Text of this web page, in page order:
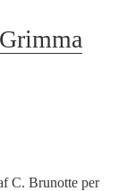
C. Brunotte per